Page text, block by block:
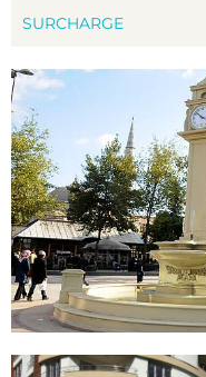
SURCHARGE